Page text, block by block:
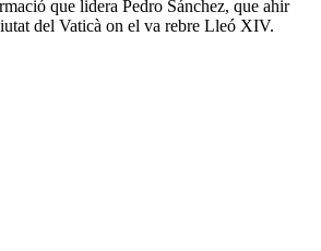
que lidera Pedro Sánchez, que ahir
del Vaticà on el va rebre Lleó XIV.